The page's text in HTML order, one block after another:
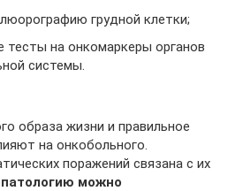
грудной клетки;
тесты на онкомаркеры органов
системы.
образа жизни и правильное
на онкобольного.
поражений связана с их
можно